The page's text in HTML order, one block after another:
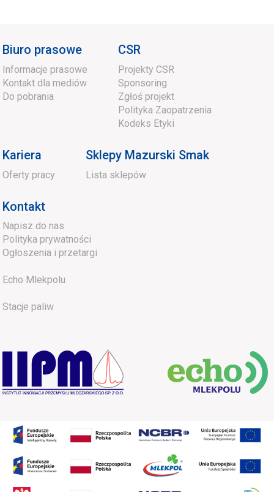
Biuro prasowe
Informacje prasowe
Kontakt dla mediów
Do pobrania
CSR
Projekty CSR
Sponsoring
Zgłoś projekt
Polityka Zaopatrzenia
Kodeks Etyki
Kariera
Oferty pracy
Sklepy Mazurski Smak
Lista sklepów
Kontakt
Napisz do nas
Polityka prywatności
Ogłoszenia i przetargi
Echo Mlekpolu
Stacje paliw